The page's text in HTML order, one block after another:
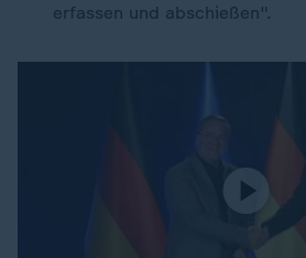
erfassen und abschießen".